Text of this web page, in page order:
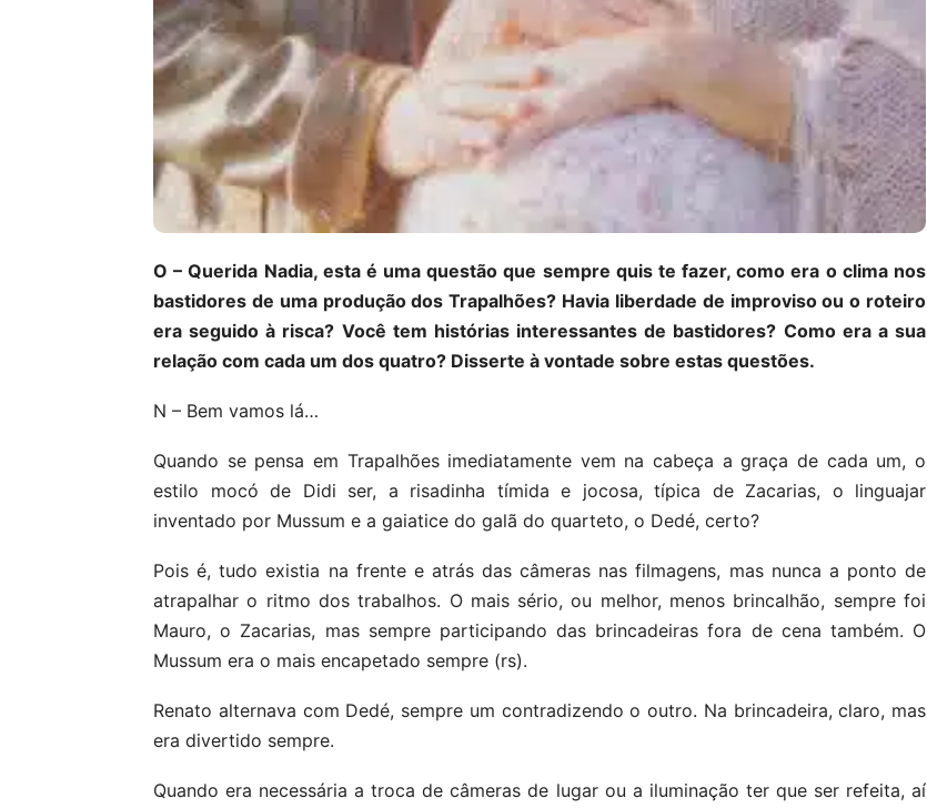
O – Querida Nadia, esta é uma questão que sempre quis te fazer, como era o clima nos
bastidores de uma produção dos Trapalhões? Havia liberdade de improviso ou o roteiro
era seguido à risca? Você tem histórias interessantes de bastidores? Como era a sua
relação com cada um dos quatro? Disserte à vontade sobre estas questões.
N – Bem vamos lá…
Quando se pensa em Trapalhões imediatamente vem na cabeça a graça de cada um, o
estilo mocó de Didi ser, a risadinha tímida e jocosa, típica de Zacarias, o linguajar
inventado por Mussum e a gaiatice do galã do quarteto, o Dedé, certo?
Pois é, tudo existia na frente e atrás das câmeras nas filmagens, mas nunca a ponto de
atrapalhar o ritmo dos trabalhos. O mais sério, ou melhor, menos brincalhão, sempre foi
Mauro, o Zacarias, mas sempre participando das brincadeiras fora de cena também. O
Mussum era o mais encapetado sempre (rs).
Renato alternava com Dedé, sempre um contradizendo o outro. Na brincadeira, claro, mas
era divertido sempre.
Quando era necessária a troca de câmeras de lugar ou a iluminação ter que ser refeita, aí